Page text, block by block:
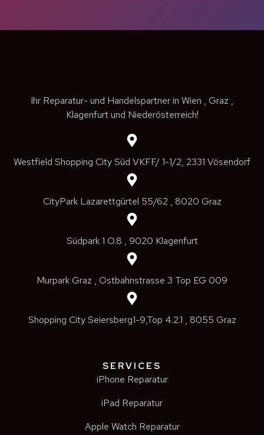
Ihr Reparatur- und Handelspartner in Wien , Graz ,
Klagenfurt und Niederösterreich!
Westfield Shopping City Süd VKFF/ 1-1/2, 2331 Vösendorf
CityPark Lazarettgürtel 55/62 , 8020 Graz
Südpark 1 O.8 , 9020 Klagenfurt
Murpark Graz , Ostbahnstrasse 3 Top EG 009
Shopping City Seiersberg1-9,Top 4.2.1 , 8055 Graz
SERVICES
iPhone Reparatur
iPad Reparatur
Apple Watch Reparatur